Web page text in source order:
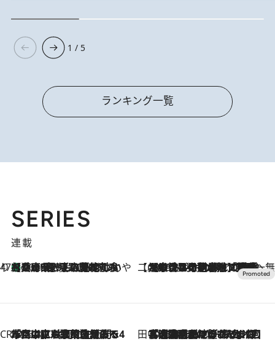
1 / 5
ランキング一覧
SERIES
連載
47都道府県の手みやげ ひんやりスイーツで夏を満喫
2026.8.8
【兵庫県】この夏絶対食べたい 冷やしておいしいおやつ3選 淡路島の恵みをジェラートに集約 【CREA×星野リゾート】唯一無二。癒しと発見が待つ場所へ
2026.8.7
【トンボの足水浴】ヒノキの香りに包まれて涼感マックス！約13℃の湧水かけ流しを避暑地「星野温泉 トンボの湯」で体験
CREA'S CHOICE
2026.8.7
「立川にも歌舞伎があるんだよ」 片岡仁左衛門・市川中車ら豪華座組みで4年目の立川立飛歌舞伎へ 田中稲の勝手に再ブーム
2026.8.7
「湘南乃風に憧れて」観客大盛上がりの“タオル回し”に、ラッパー顔負けの高速歌唱まで…さだまさし（74）のアグレッシブすぎる現在地